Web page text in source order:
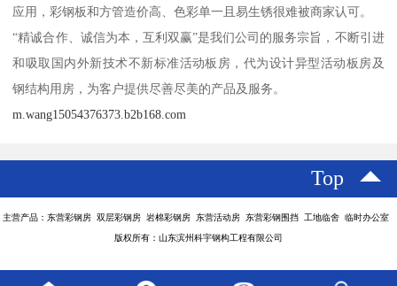
应用，彩钢板和方管造价高、色彩单一且易生锈很难被商家认可。
“精诚合作、诚信为本，互利双赢”是我们公司的服务宗旨，不断引进
和吸取国内外新技术不新标准活动板房，代为设计异型活动板房及
钢结构用房，为客户提供尽善尽美的产品及服务。
m.wang15054376373.b2b168.com
Top
主营产品：东营彩钢房 双层彩钢房 岩棉彩钢房 东营活动房 东营彩钢围挡 工地临舍 临时办公室
版权所有：山东滨州科宇钢构工程有限公司